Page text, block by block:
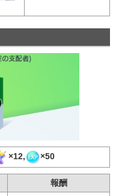
×12, ×50
報酬